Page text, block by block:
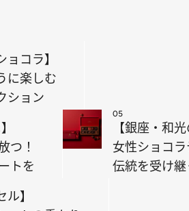
コラ】
に楽しむ
ション
つ！
トを
05
【銀座・和
女性ショコ
伝統を受け
】